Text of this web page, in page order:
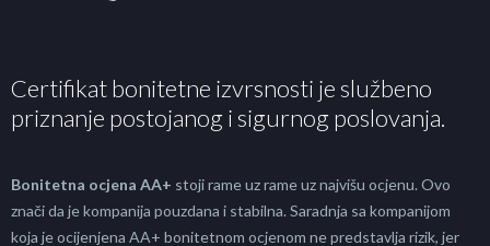
Certifikat bonitetne izvrsnosti je službeno
priznanje postojanog i sigurnog poslovanja.
Bonitetna ocjena AA+ stoji rame uz rame uz najvišu ocjenu. Ovo
znači da je kompanija pouzdana i stabilna. Saradnja sa kompanijom
koja je ocijenjena AA+ bonitetnom ocjenom ne predstavlja rizik, jer